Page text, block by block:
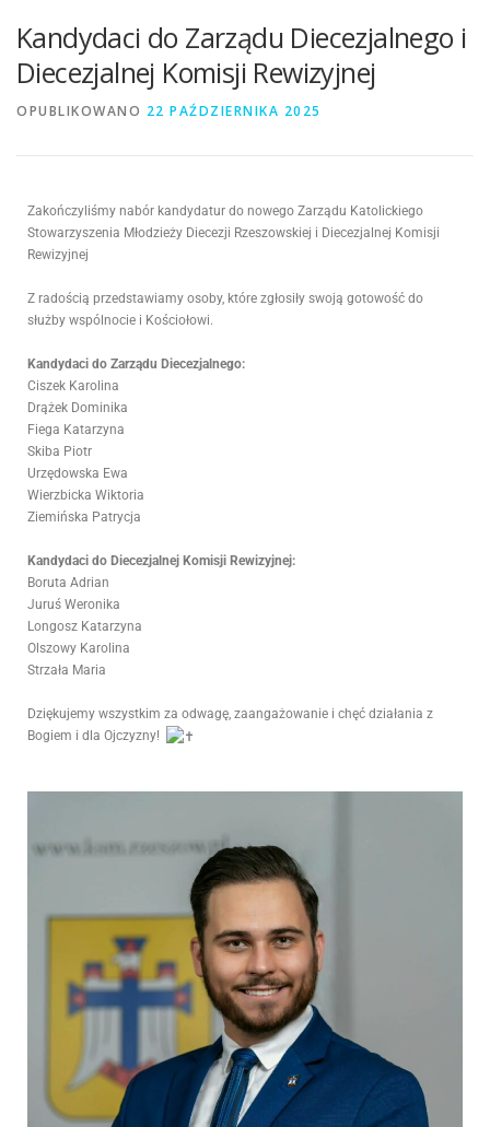
Kandydaci do Zarządu Diecezjalnego i
Diecezjalnej Komisji Rewizyjnej
OPUBLIKOWANO 22 PAŹDZIERNIKA 2025
Zakończyliśmy nabór kandydatur do nowego Zarządu Katolickiego
Stowarzyszenia Młodzieży Diecezji Rzeszowskiej i Diecezjalnej Komisji
Rewizyjnej
Z radością przedstawiamy osoby, które zgłosiły swoją gotowość do
służby wspólnocie i Kościołowi.
Kandydaci do Zarządu Diecezjalnego:
Ciszek Karolina
Drążek Dominika
Fiega Katarzyna
Skiba Piotr
Urzędowska Ewa
Wierzbicka Wiktoria
Ziemińska Patrycja
Kandydaci do Diecezjalnej Komisji Rewizyjnej:
Boruta Adrian
Juruś Weronika
Longosz Katarzyna
Olszowy Karolina
Strzała Maria
Dziękujemy wszystkim za odwagę, zaangażowanie i chęć działania z
Bogiem i dla Ojczyzny!